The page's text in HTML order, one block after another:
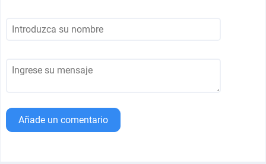
Añade un comentario